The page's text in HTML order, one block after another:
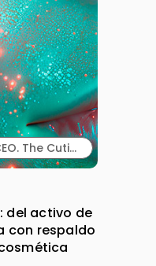
Ivan Arredondo. CEO. The Cutis Lab.
del activo de
con respaldo